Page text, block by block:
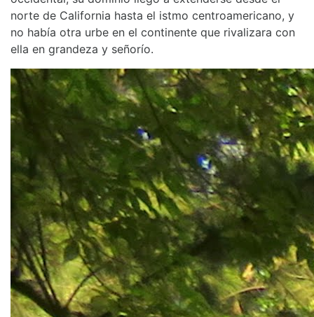
norte de California hasta el istmo centroamericano, y
no había otra urbe en el continente que rivalizara con
ella en grandeza y señorío.